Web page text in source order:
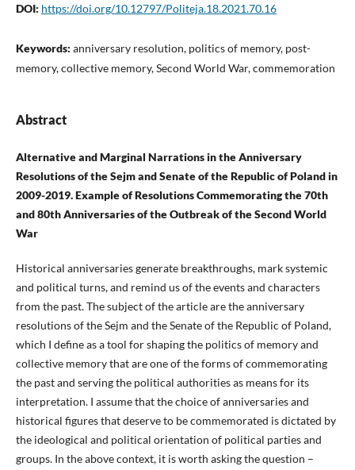
DOI: https://doi.org/10.12797/Politeja.18.2021.70.16
Keywords: anniversary resolution, politics of memory, post-
memory, collective memory, Second World War, commemoration
Abstract
Alternative and Marginal Narrations in the Anniversary
Resolutions of the Sejm and Senate of the Republic of Poland in
2009-2019. Example of Resolutions Commemorating the 70th
and 80th Anniversaries of the Outbreak of the Second World
War
Historical anniversaries generate breakthroughs, mark systemic
and political turns, and remind us of the events and characters
from the past. The subject of the article are the anniversary
resolutions of the Sejm and the Senate of the Republic of Poland,
which I define as a tool for shaping the politics of memory and
collective memory that are one of the forms of commemorating
the past and serving the political authorities as means for its
interpretation. I assume that the choice of anniversaries and
historical figures that deserve to be commemorated is dictated by
the ideological and political orientation of political parties and
groups. In the above context, it is worth asking the question –